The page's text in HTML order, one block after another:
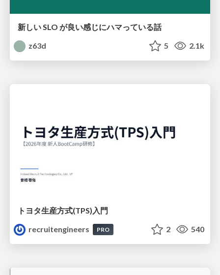
新しい SLO が良い感じにハマっている話
z63d
5 2.1k
トヨタ⽣産⽅式(TPS)⼊⾨
recruitengineers
PRO 2 540